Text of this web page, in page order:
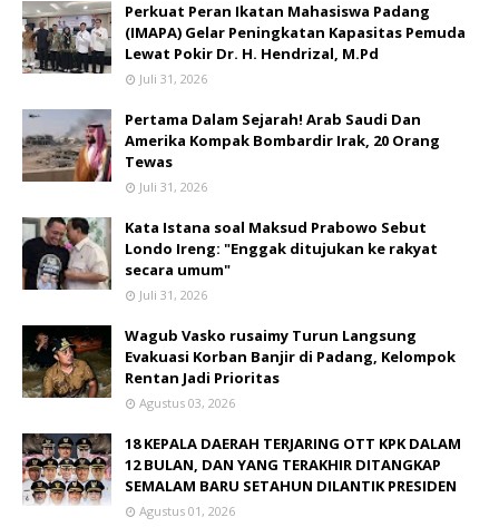
Perkuat Peran Ikatan Mahasiswa Padang
(IMAPA) Gelar Peningkatan Kapasitas Pemuda
Lewat Pokir Dr. H. Hendrizal, M.Pd
Juli 31, 2026
Pertama Dalam Sejarah! Arab Saudi Dan
Amerika Kompak Bombardir Irak, 20 Orang
Tewas
Juli 31, 2026
Kata Istana soal Maksud Prabowo Sebut
Londo Ireng: "Enggak ditujukan ke rakyat
secara umum"
Juli 31, 2026
Wagub Vasko rusaimy Turun Langsung
Evakuasi Korban Banjir di Padang, Kelompok
Rentan Jadi Prioritas
Agustus 03, 2026
18 KEPALA DAERAH TERJARING OTT KPK DALAM
12 BULAN, DAN YANG TERAKHIR DITANGKAP
SEMALAM BARU SETAHUN DILANTIK PRESIDEN
Agustus 01, 2026